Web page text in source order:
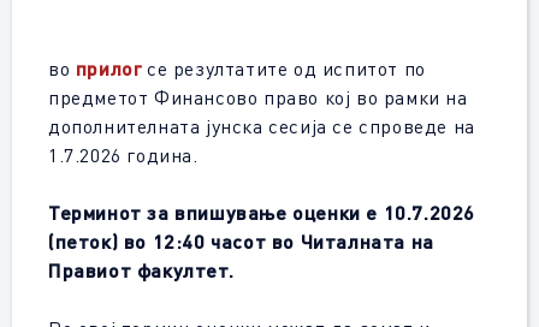
во прилог се резултатите од испитот по
предметот Финансово право кој во рамки на
дополнителната јунска сесија се спроведе на
1.7.2026 година.
Терминот за впишување оценки е 10.7.2026
(петок) во 12:40 часот во Читалната на
Правиот факултет.